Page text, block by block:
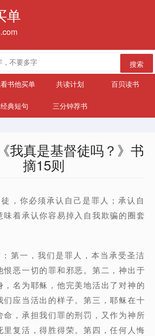
单
搜索
书他买单 共读计划 百贝读书
经典短句
三分钟荐书
我真是基督徒吗？》书
摘15则
，你必须承认自己是罪人；承认自
味着承认你容易掉入自我欺骗的圈套
第一，我们是罪人，本当承受圣洁
恨恶一切的罪和邪恶。第二，神出于
，名为耶稣，他完美地活出了对神的
们应当活出的样子。第三，耶稣在十
命，承担我们罪的刑罚，又作为神所
里复活，得胜得荣。第四，任何人悔